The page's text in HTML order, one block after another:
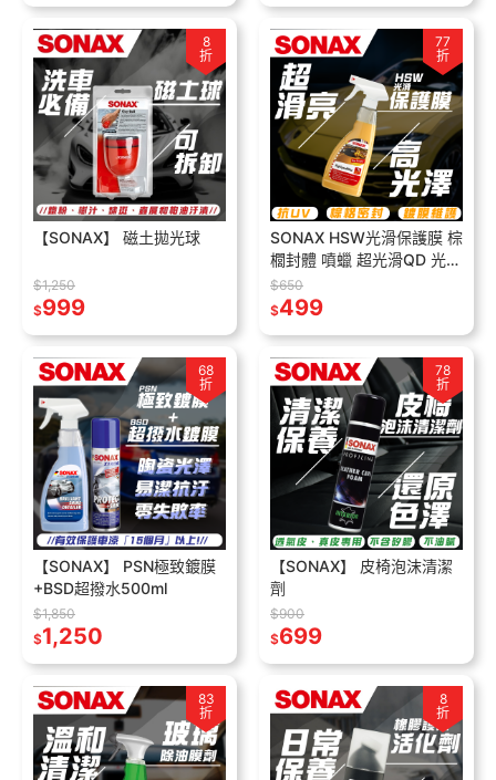
8
折
【SONAX】 磁土拋光球
$1,250
$999
77
折
SONAX HSW光滑保護膜 棕
櫚封體 噴蠟 超光滑QD 光澤
滑順 光亮不留痕跡
$650
$499
68
折
【SONAX】 PSN極致鍍膜
+BSD超撥水500ml
$1,850
$1,250
78
折
【SONAX】 皮椅泡沫清潔
劑
$900
$699
83
折
8
折